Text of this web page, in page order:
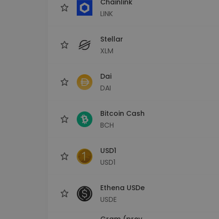
LINK
Stellar
XLM
Dai
DAI
Bitcoin Cash
BCH
USD1
USD1
Ethena USDe
USDE